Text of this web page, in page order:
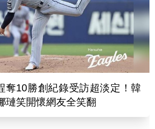
奪10勝創紀錄受訪超淡定！韓
璉笑開懷網友全笑翻